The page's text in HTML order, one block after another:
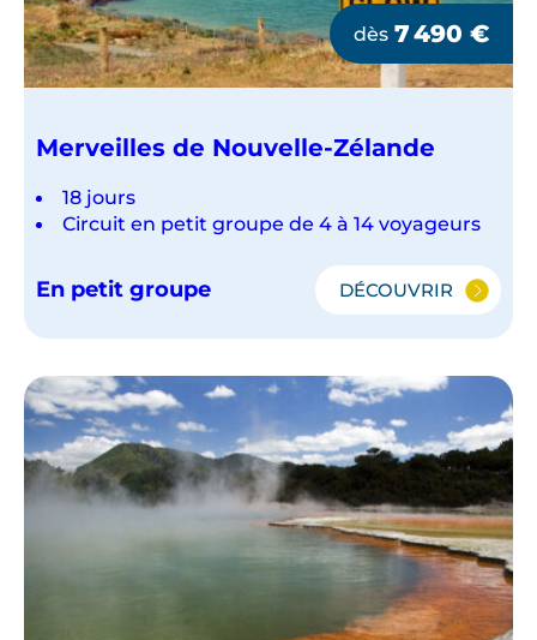
dès 7 490 €
Merveilles de Nouvelle-Zélande
18 jours
Circuit en petit groupe de 4 à 14 voyageurs
En petit groupe DÉCOUVRIR
MERVEILLES
ZÉLANDE